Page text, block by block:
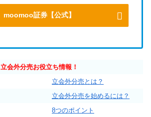
moomoo証券【公式】
立会外分売お役立ち情報！
立会外分売とは？
立会外分売を始めるには？
8つのポイント